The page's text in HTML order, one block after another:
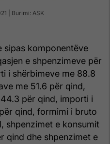
| Burimi: ASK
sipas komponentëve
e shpenzimeve për
i shërbimeve me 88.8
me 51.6 për qind,
për qind, importi i
qind, formimi i bruto
shpenzimet e konsumit
qind dhe shpenzimet e